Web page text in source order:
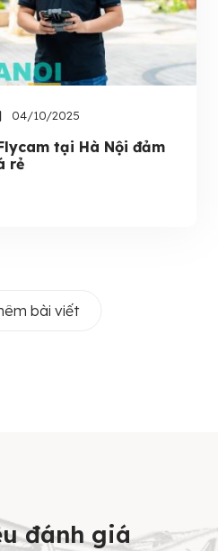
04/10/2025
tại Hà Nội đảm
rẻ
bài viết
đánh giá